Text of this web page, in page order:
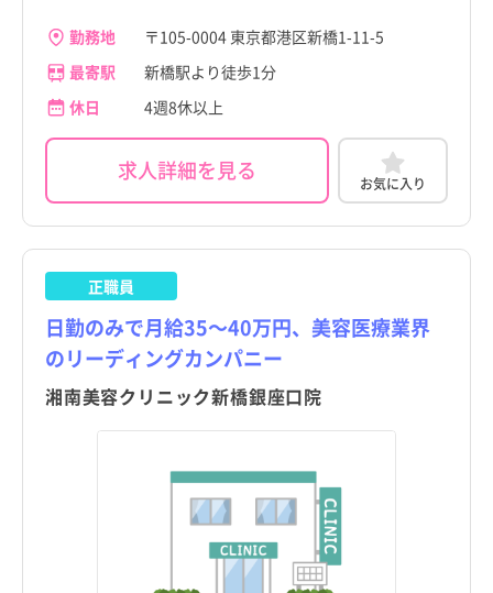
勤務地
〒105-0004 東京都港区新橋1-11-5
最寄駅
新橋駅より徒歩1分
休日
4週8休以上
求人詳細を見る お気に入り
正職員
日勤のみで月給35～40万円、美容医療業界
のリーディングカンパニー
湘南美容クリニック新橋銀座口院